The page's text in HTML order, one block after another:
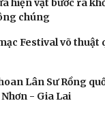
trình UAV chiến
Nga khoét sâu lỗ
mục trang thiết bị
“nóng mặt” trước